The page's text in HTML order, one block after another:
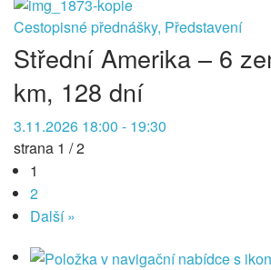
Cestopisné přednášky, Představení
Střední Amerika – 6
km, 128 dní
3.11.2026 18:00 - 19:30
strana 1 / 2
1
2
Další »